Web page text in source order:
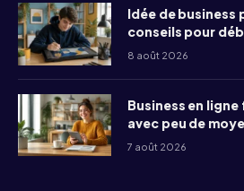
Idée de business
conseils pour
8 août 2026
Business en
avec peu de
7 août 2026